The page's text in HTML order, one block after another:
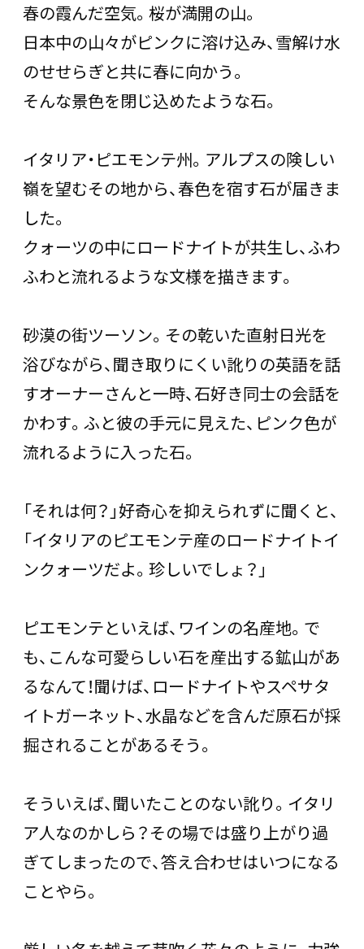
春の霞んだ空気。桜が満開の山。
日本中の山々がピンクに溶け込み、雪解け水
のせせらぎと共に春に向かう。
そんな景色を閉じ込めたような石。
イタリア・ピエモンテ州。アルプスの険しい
嶺を望むその地から、春色を宿す石が届きま
した。
クォーツの中にロードナイトが共生し、ふわ
ふわと流れるような文様を描きます。
砂漠の街ツーソン。その乾いた直射日光を
浴びながら、聞き取りにくい訛りの英語を話
すオーナーさんと一時、石好き同士の会話を
かわす。ふと彼の手元に見えた、ピンク色が
流れるように入った石。
「それは何？」好奇心を抑えられずに聞くと、
「イタリアのピエモンテ産のロードナイトイ
ンクォーツだよ。珍しいでしょ？」
ピエモンテといえば、ワインの名産地。で
も、こんな可愛らしい石を産出する鉱山があ
るなんて！聞けば、ロードナイトやスペサタ
イトガーネット、水晶などを含んだ原石が採
掘されることがあるそう。
そういえば、聞いたことのない訛り。イタリ
ア人なのかしら？その場では盛り上がり過
ぎてしまったので、答え合わせはいつになる
ことやら。